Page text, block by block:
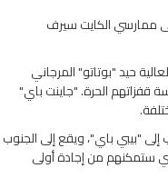
وسيحظى ممارسي الكايت سيرف
حيد "بوتاتو" المرجاني
قفزاتهم الحرة. "جاينت باي"
"بيبي باي"، ويقع إلى الجنوب
ستمكنهم من إجادة أولى